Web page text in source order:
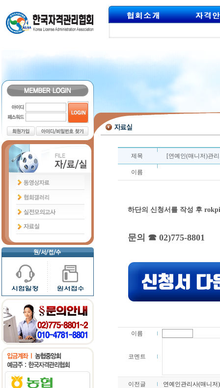
제목 [연예인(매니저)관
이름
하단의 신청서를 작성 후
문의 ☎ 02)775-8801
이름
코멘트
이전글 연예인관리사(매니